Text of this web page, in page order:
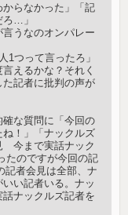
からなかった」「記
ろ…」
言うなのオンパレー
1つって言ったろ」
えるかな？それく
記者に批判の声が
な質問に「今回の
！」「ナックルズ
今まで実話ナック
のですが今回の記
記者会見は全部、ナ
い記者いる。ナッ
ナックルズ記者を